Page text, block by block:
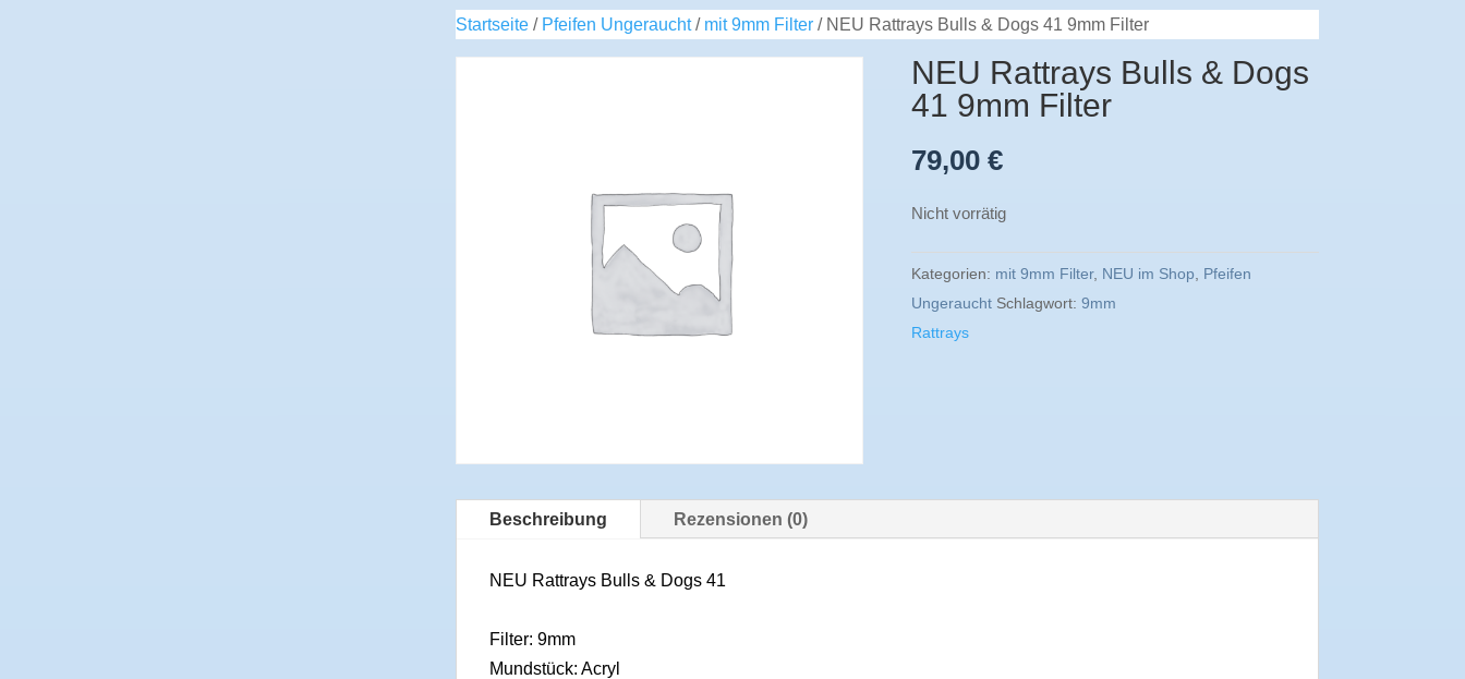
Startseite/ Pfeifen Ungeraucht/ mit 9mm Filter/ NEU Rattrays Bulls & Dogs 41 9mm Filter
NEU Rattrays Bulls & Dogs
41 9mm Filter
79,00 €
Nicht vorrätig
Kategorien: mit 9mm Filter, NEU im Shop, Pfeifen
Ungeraucht Schlagwort: 9mm
Rattrays
Beschreibung Rezensionen (0)
NEU Rattrays Bulls & Dogs 41
Filter: 9mm
Mundstück: Acryl